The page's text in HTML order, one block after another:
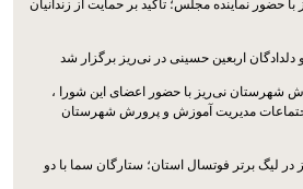
حضور نماینده مجلس؛ تأکید بر حمایت از زندانیان
دلدادگان اربعین حسینی در نی‌ریز برگزار شد
شهرستان نی‌ریز با حضور اعضای این شورا ،
سالن اجتماعات مدیریت آموزش و پرورش شهرستان
در لیگ برتر فوتسال استان؛ ستارگان سما با دو